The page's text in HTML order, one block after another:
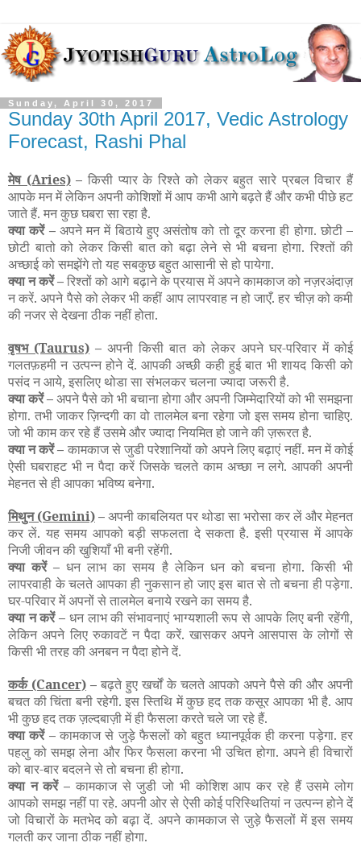
Sunday, April 30, 2017
Sunday 30th April 2017, Vedic Astrology
Forecast, Rashi Phal
मेष(Aries)– किसी प्यार के रिश्ते को लेकर बहुत सारे प्रबल विचार हैं
आपके मन में लेकिन अपनी कोशिशों में आप कभी आगे बढ़ते हैं और कभी पीछे हट
जाते हैं. मन कुछ घबरा सा रहा है.
क्या करें – अपने मन में बिठाये हुए असंतोष को तो दूर करना ही होगा. छोटी –
छोटी बातो को लेकर किसी बात को बढ़ा लेने से भी बचना होगा. रिश्तों की
अच्छाई को समझेंगे तो यह सबकुछ बहुत आसानी से हो पायेगा.
क्या न करें –रिश्तों को आगे बढ़ाने के प्रयास में अपने कामकाज को नज़रअंदाज़
न करें. अपने पैसे को लेकर भी कहीं आप लापरवाह न हो जाएँ. हर चीज़ को कमी
की नजर से देखना ठीक नहीं होता.
वृषभ(Taurus) – अपनी किसी बात को लेकर अपने घर-परिवार में कोई
गलतफ़हमी न उत्पन्न होने दें. आपकी अच्छी कही हुई बात भी शायद किसी को
पसंद न आये, इसलिए थोडा सा संभलकर चलना ज्यादा जरूरी है.
क्या करें –अपने पैसे को भी बचाना होगा और अपनी जिम्मेदारियों को भी समझना
होगा. तभी जाकर ज़िन्दगी का वो तालमेल बना रहेगा जो इस समय होना चाहिए.
जो भी काम कर रहे हैं उसमे और ज्यादा नियमित हो जाने की ज़रूरत है.
क्या न करें – कामकाज से जुडी परेशानियों को अपने लिए बढ़ाएं नहीं. मन में कोई
ऐसी घबराहट भी न पैदा करें जिसके चलते काम अच्छा न लगे. आपकी अपनी
मेहनत से ही आपका भविष्य बनेगा.
मिथुन(Gemini)–अपनी काबलियत पर थोडा सा भरोसा कर लें और मेहनत
कर लें. यह समय आपको बड़ी सफलता दे सकता है. इसी प्रयास में आपके
निजी जीवन की खुशियाँ भी बनी रहेंगी.
क्या करें –धन लाभ का समय है लेकिन धन को बचना होगा. किसी भी
लापरवाही के चलते आपका ही नुकसान हो जाए इस बात से तो बचना ही पड़ेगा.
घर-परिवार में अपनों से तालमेल बनाये रखने का समय है.
क्या न करें – धन लाभ की संभावनाएं भाग्यशाली रूप से आपके लिए बनी रहेंगी,
लेकिन अपने लिए रुकावटें न पैदा करें. खासकर अपने आसपास के लोगों से
किसी भी तरह की अनबन न पैदा होने दें.
कर्क(Cancer) – बढ़ते हुए खर्चों के चलते आपको अपने पैसे की और अपनी
बचत की चिंता बनी रहेगी. इस स्तिथि में कुछ हद तक कसूर आपका भी है. आप
भी कुछ हद तक ज़ल्दबाज़ी में ही फैसला करते चले जा रहे हैं.
क्या करें – कामकाज से जुड़े फैसलों को बहुत ध्यानपूर्वक ही करना पड़ेगा. हर
पहलु को समझ लेना और फिर फैसला करना भी उचित होगा. अपने ही विचारों
को बार-बार बदलने से तो बचना ही होगा.
क्या न करें – कामकाज से जुडी जो भी कोशिश आप कर रहे हैं उसमे लोग
आपको समझ नहीं पा रहे. अपनी ओर से ऐसी कोई परिस्थितियां न उत्पन्न होने दें
जो विचारों के मतभेद को बढ़ा दें. अपने कामकाज से जुड़े फैसलों में इस समय
गलती कर जाना ठीक नहीं होगा.